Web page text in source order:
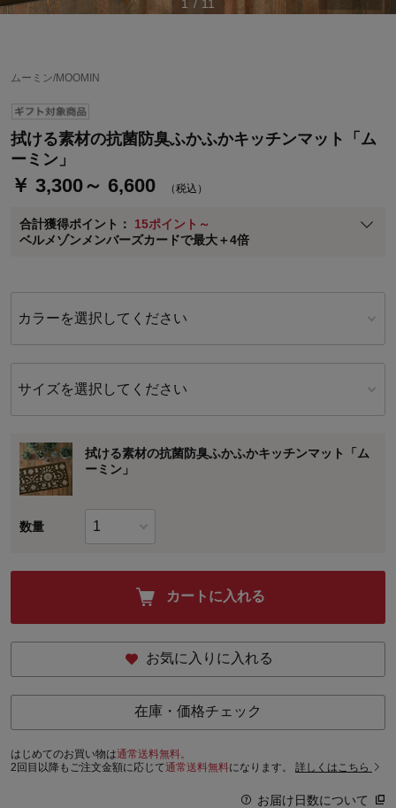
1 / 11
ムーミン/MOOMIN
拭ける素材の抗菌防臭ふかふかキッチンマット「ム
ーミン」
￥ 3,300～ 6,600 （税込）
合計獲得ポイント： 15ポイント～
ベルメゾンメンバーズカードで最大＋4倍
通常商品送料無料 返品引取無料（JCBのみ）
即時入会なら更に500円OFFクーポンプレゼント
※メンバーズカードの加算ポイントはステージ倍率適用前の基本ポイント
に対して適用されます。
カラーを選択してください
サイズを選択してください
拭ける素材の抗菌防臭ふかふかキッチンマット「ム
ーミン」
数量
カートに入れる
お気に入りに入れる
在庫・価格チェック
はじめてのお買い物は通常送料無料。
2回目以降もご注文金額に応じて通常送料無料になります。 詳しくはこちら
お届け日数について